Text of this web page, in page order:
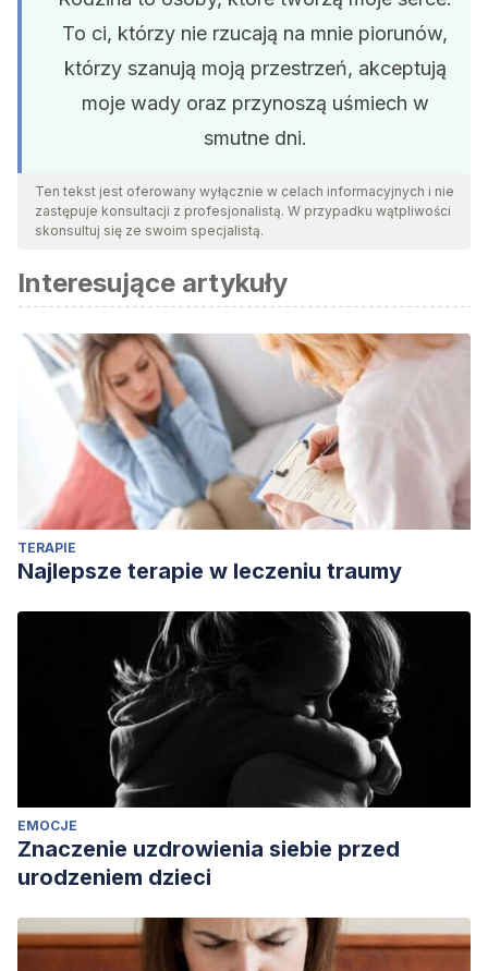
To ci, którzy nie rzucają na mnie piorunów,
którzy szanują moją przestrzeń, akceptują
moje wady oraz przynoszą uśmiech w
smutne dni.
Ten tekst jest oferowany wyłącznie w celach informacyjnych i nie
zastępuje konsultacji z profesjonalistą. W przypadku wątpliwości
skonsultuj się ze swoim specjalistą.
Interesujące artykuły
TERAPIE
Najlepsze terapie w leczeniu traumy
EMOCJE
Znaczenie uzdrowienia siebie przed
urodzeniem dzieci